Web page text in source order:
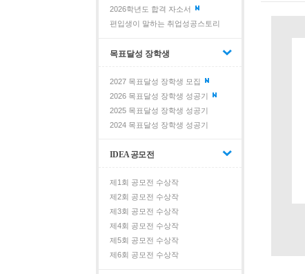
2026학년도 합격 자소서
편입생이 말하는 취업성공스토리
목표달성 장학생
2027 목표달성 장학생 모집
2026 목표달성 장학생 성공기
2025 목표달성 장학생 성공기
2024 목표달성 장학생 성공기
IDEA 공모전
제1회 공모전 수상작
제2회 공모전 수상작
제3회 공모전 수상작
제4회 공모전 수상작
제5회 공모전 수상작
제6회 공모전 수상작